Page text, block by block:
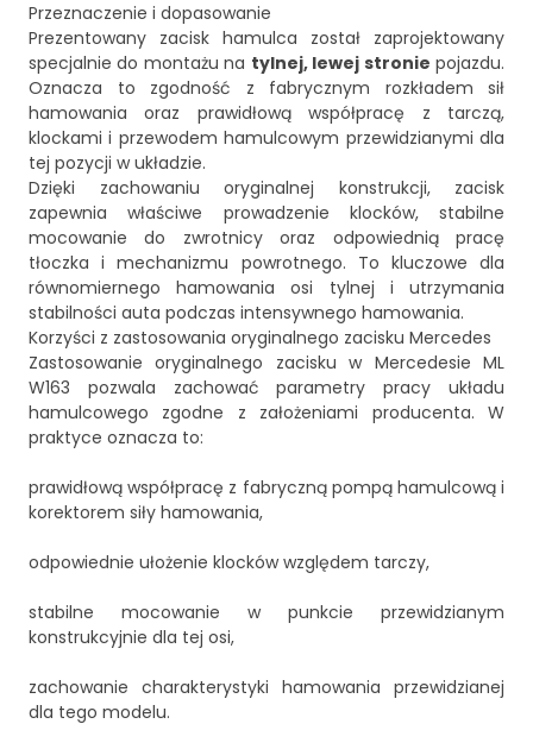
Przeznaczenie i dopasowanie
Prezentowany zacisk hamulca został zaprojektowany
specjalnie do montażu na tylnej, lewej stronie pojazdu.
Oznacza to zgodność z fabrycznym rozkładem sił
hamowania oraz prawidłową współpracę z tarczą,
klockami i przewodem hamulcowym przewidzianymi dla
tej pozycji w układzie.
Dzięki zachowaniu oryginalnej konstrukcji, zacisk
zapewnia właściwe prowadzenie klocków, stabilne
mocowanie do zwrotnicy oraz odpowiednią pracę
tłoczka i mechanizmu powrotnego. To kluczowe dla
równomiernego hamowania osi tylnej i utrzymania
stabilności auta podczas intensywnego hamowania.
Korzyści z zastosowania oryginalnego zacisku Mercedes
Zastosowanie oryginalnego zacisku w Mercedesie ML
W163 pozwala zachować parametry pracy układu
hamulcowego zgodne z założeniami producenta. W
praktyce oznacza to:
prawidłową współpracę z fabryczną pompą hamulcową i
korektorem siły hamowania,
odpowiednie ułożenie klocków względem tarczy,
stabilne mocowanie w punkcie przewidzianym
konstrukcyjnie dla tej osi,
zachowanie charakterystyki hamowania przewidzianej
dla tego modelu.